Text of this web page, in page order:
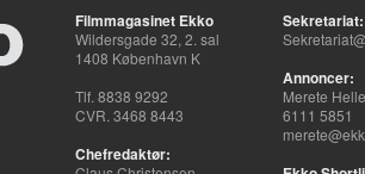
Filmmagasinet Ekko
Wildersgade 32, 2. sal
1408 København K
Tlf. 8838 9292
CVR. 3468 8443
Chefredaktør:
Sekretariat:
Annoncer:
Merete
6111 5851